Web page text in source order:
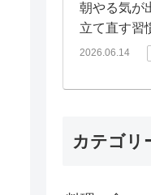
朝やる気が
立て直す習
2026.06.14
カテゴリ